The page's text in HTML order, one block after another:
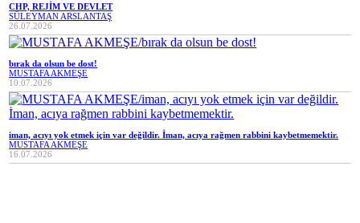
CHP, REJİM VE DEVLET
SÜLEYMAN ARSLANTAŞ
26.07.2026
bırak da olsun be dost!
MUSTAFA AKMEŞE
10.07.2026
iman, acıyı yok etmek için var değildir. İman, acıya rağmen rabbini kaybetmemektir.
MUSTAFA AKMEŞE
16.07.2026